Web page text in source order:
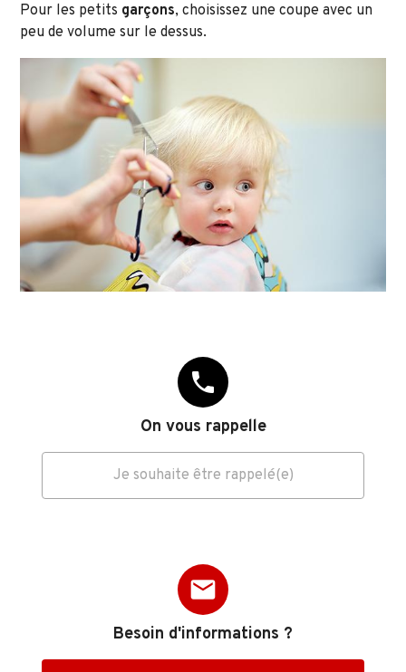
Pour les petits garçons, choisissez une coupe avec un
peu de volume sur le dessus.
phone
On vous rappelle
Je souhaite être rappelé(e)
mail
Besoin d'informations ?